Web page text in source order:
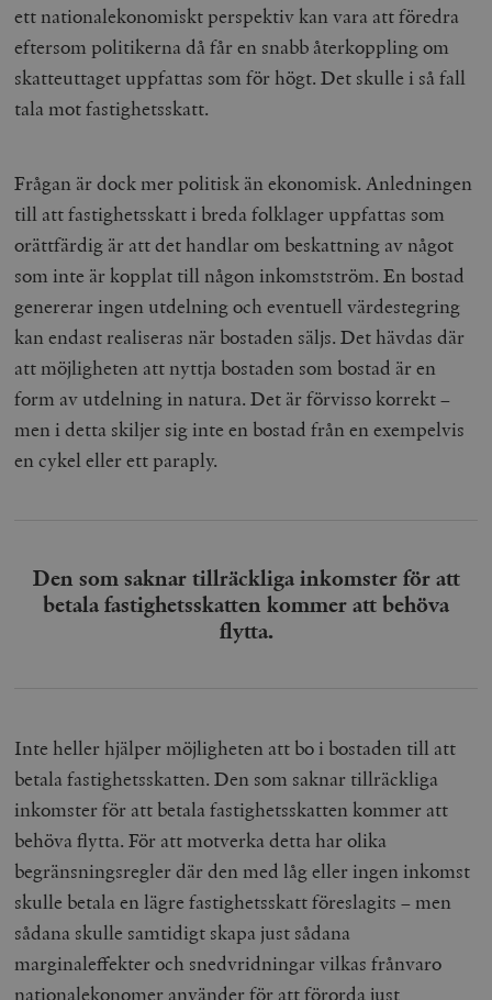
ett nationalekonomiskt perspektiv kan vara att föredra
eftersom politikerna då får en snabb återkoppling om
skatteuttaget uppfattas som för högt. Det skulle i så fall
tala mot fastighetsskatt.
Frågan är dock mer politisk än ekonomisk. Anledningen
till att fastighetsskatt i breda folklager uppfattas som
orättfärdig är att det handlar om beskattning av något
som inte är kopplat till någon inkomstström. En bostad
genererar ingen utdelning och eventuell värdestegring
kan endast realiseras när bostaden säljs. Det hävdas där
att möjligheten att nyttja bostaden som bostad är en
form av utdelning in natura. Det är förvisso korrekt –
men i detta skiljer sig inte en bostad från en exempelvis
en cykel eller ett paraply.
Den som saknar tillräckliga inkomster för att
betala fastighetsskatten kommer att behöva
flytta.
Inte heller hjälper möjligheten att bo i bostaden till att
betala fastighetsskatten. Den som saknar tillräckliga
inkomster för att betala fastighetsskatten kommer att
behöva flytta. För att motverka detta har olika
begränsningsregler där den med låg eller ingen inkomst
skulle betala en lägre fastighetsskatt föreslagits – men
sådana skulle samtidigt skapa just sådana
marginaleffekter och snedvridningar vilkas frånvaro
nationalekonomer använder för att förorda just